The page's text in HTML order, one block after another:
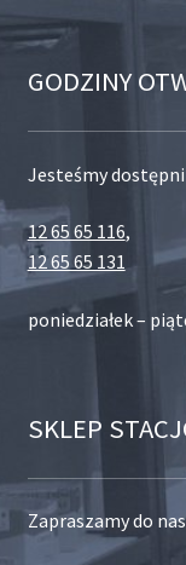
GODZINY
Jesteśmy
12 65 65 116,
12 65 65 131
poniedziałek –
SKLEP
Zapraszamy do